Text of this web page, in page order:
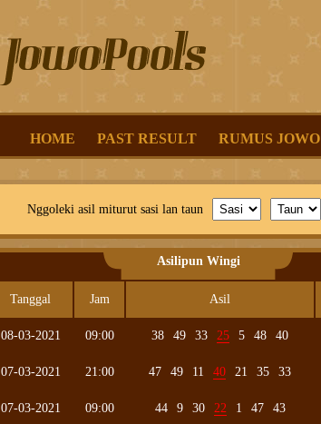
HOME PAST RESULT RUMUS JOWO
Nggoleki asil miturut sasi lan taun
Asilipun Wingi
Tanggal Jam Asil
08-03-2021 09:00 38 49 33 25 5 48 40
07-03-2021 21:00 47 49 11 40 21 35 33
07-03-2021 09:00 44 9 30 22 1 47 43